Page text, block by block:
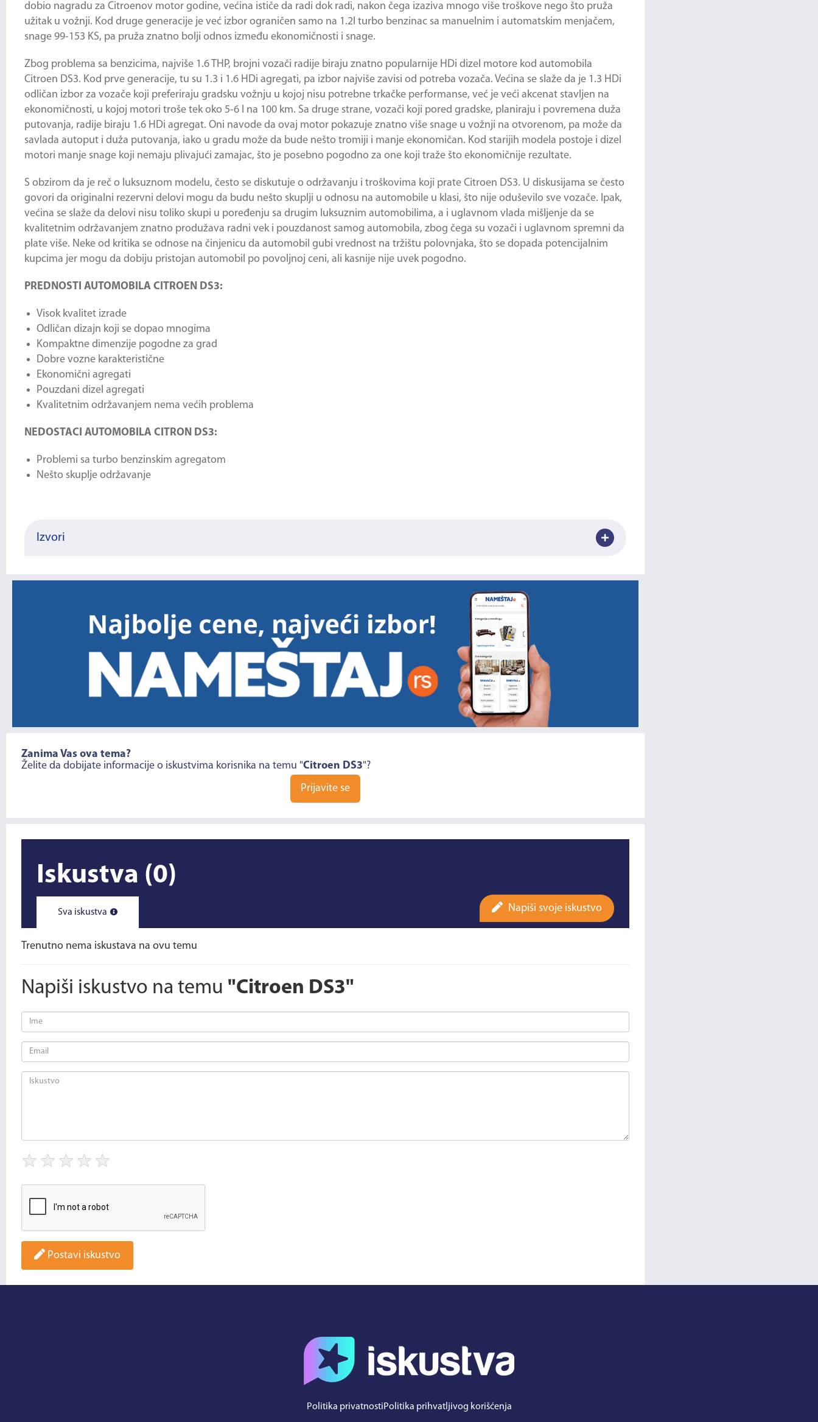
dobio nagradu za Citroenov motor godine, većina ističe da radi dok radi, nakon čega izaziva mnogo više troškove nego što pruža
užitak u vožnji. Kod druge generacije je već izbor ograničen samo na 1.2l turbo benzinac sa manuelnim i automatskim menjačem,
snage 99-153 KS, pa pruža znatno bolji odnos između ekonomičnosti i snage.
Zbog problema sa benzicima, najviše 1.6 THP, brojni vozači radije biraju znatno popularnije HDi dizel motore kod automobila
Citroen DS3. Kod prve generacije, tu su 1.3 i 1.6 HDi agregati, pa izbor najviše zavisi od potreba vozača. Većina se slaže da je 1.3 HDi
odličan izbor za vozače koji preferiraju gradsku vožnju u kojoj nisu potrebne trkačke performanse, već je veći akcenat stavljen na
ekonomičnosti, u kojoj motori troše tek oko 5-6 l na 100 km. Sa druge strane, vozači koji pored gradske, planiraju i povremena duža
putovanja, radije biraju 1.6 HDi agregat. Oni navode da ovaj motor pokazuje znatno više snage u vožnji na otvorenom, pa može da
savlada autoput i duža putovanja, iako u gradu može da bude nešto tromiji i manje ekonomičan. Kod starijih modela postoje i dizel
motori manje snage koji nemaju plivajući zamajac, što je posebno pogodno za one koji traže što ekonomičnije rezultate.
S obzirom da je reč o luksuznom modelu, često se diskutuje o održavanju i troškovima koji prate Citroen DS3. U diskusijama se često
govori da originalni rezervni delovi mogu da budu nešto skuplji u odnosu na automobile u klasi, što nije oduševilo sve vozače. Ipak,
većina se slaže da delovi nisu toliko skupi u poređenju sa drugim luksuznim automobilima, a i uglavnom vlada mišljenje da se
kvalitetnim održavanjem znatno produžava radni vek i pouzdanost samog automobila, zbog čega su vozači i uglavnom spremni da
plate više. Neke od kritika se odnose na činjenicu da automobil gubi vrednost na tržištu polovnjaka, što se dopada potencijalnim
kupcima jer mogu da dobiju pristojan automobil po povoljnoj ceni, ali kasnije nije uvek pogodno.
PREDNOSTI AUTOMOBILA CITROEN DS3:
Visok kvalitet izrade
Odličan dizajn koji se dopao mnogima
Kompaktne dimenzije pogodne za grad
Dobre vozne karakteristične
Ekonomični agregati
Pouzdani dizel agregati
Kvalitetnim održavanjem nema većih problema
NEDOSTACI AUTOMOBILA CITRON DS3:
Problemi sa turbo benzinskim agregatom
Nešto skuplje održavanje
Izvori
Zanima Vas ova tema?
Želite da dobijate informacije o iskustvima korisnika na temu "Citroen DS3"?
Prijavite se
Iskustva (0)
Sva iskustva Napiši svoje iskustvo
Trenutno nema iskustava na ovu temu
Napiši iskustvo na temu "Citroen DS3"
★ ★ ★ ★ ★
Postavi iskustvo
Politika privatnostiPolitika prihvatljivog korišćenja